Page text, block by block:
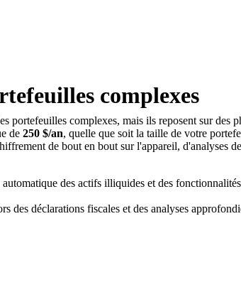
complexes
portefeuilles complexes, mais ils reposent sur des
de 250 $/an, quelle que soit la taille de votre
de bout en bout sur l'appareil, d'analyses
des actifs illiquides et des
déclarations fiscales et des analyses